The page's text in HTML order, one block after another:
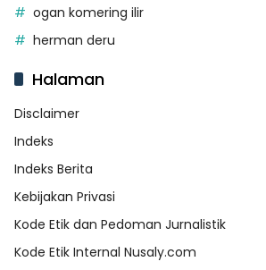
ogan komering ilir
herman deru
Halaman
Disclaimer
Indeks
Indeks Berita
Kebijakan Privasi
Kode Etik dan Pedoman Jurnalistik
Kode Etik Internal Nusaly.com